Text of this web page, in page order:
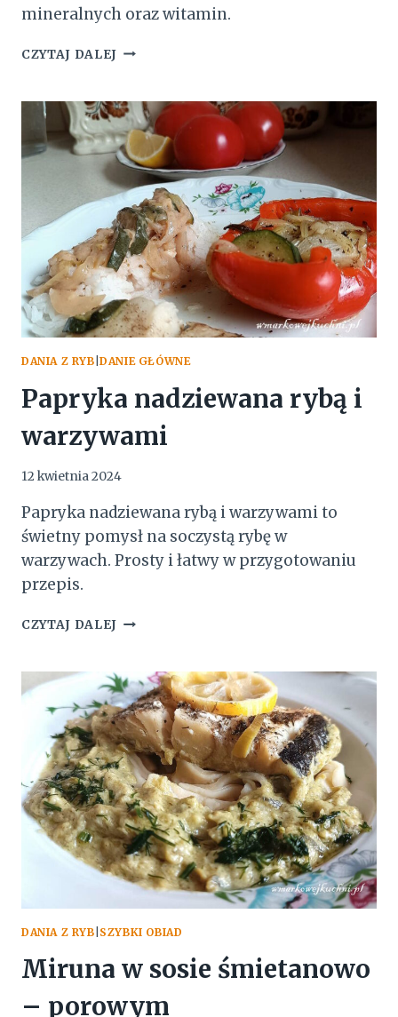
mineralnych oraz witamin.
CZYTAJ DALEJ ŁOSOŚ
WARZYWAMI
DANIA Z RYB |DANIE GŁÓWNE
Papryka nadziewana rybą i
warzywami
12 kwietnia 2024
Papryka nadziewana rybą i warzywami to
świetny pomysł na soczystą rybę w
warzywach. Prosty i łatwy w przygotowaniu
przepis.
CZYTAJ DALEJ PAPRYKA
I
WARZYWAMI
DANIA Z RYB SZYBKI OBIAD
Miruna w sosie śmietanowo
– porowym